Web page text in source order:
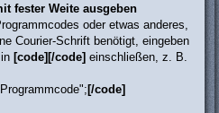
fester Weite ausgeben
oder etwas anderes,
Courier-Schrift benötigt, eingeben
[code][/code] einschließen, z. B.
[/code]